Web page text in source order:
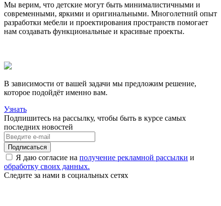
Мы верим, что детские могут быть минималистичными и
современными, яркими и оригинальными. Многолетний опыт
разработки мебели и проектирования пространств помогает
нам создавать функциональные и красивые проекты.
В зависимости от вашей задачи мы предложим решение,
которое подойдёт именно вам.
Узнать
Подпишитесь на рассылку, чтобы быть в курсе самых
последних новостей
Я даю согласие на получение рекламной рассылки и
обработку своих данных.
Следите за нами в социальных сетях